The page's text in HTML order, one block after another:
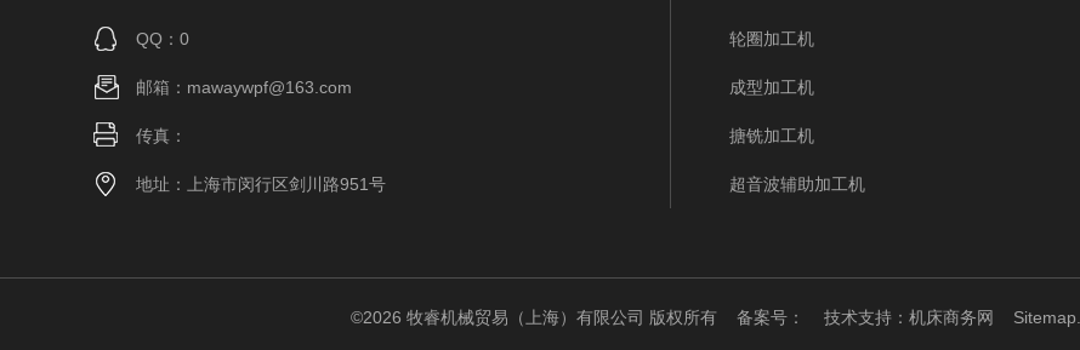
QQ：0
邮箱：mawaywpf@163.com
传真：
地址：上海市闵行区剑川路951号
轮圈加工机
成型加工机
搪铣加工机
超音波辅助加工机
©2026 牧睿机械贸易（上海）有限公司 版权所有 备案号： 技术支持： 机床商务网